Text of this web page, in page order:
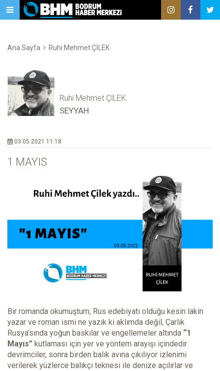
Ana Sayfa Ruhi Mehmet ÇİLEK
Ruhi Mehmet ÇİLEK
SEYYAH
03.05.2021 11:18
1 MAYIS
Bir romanda okumuştum; Rus edebiyatı olduğu kesin lakin
yazar ve roman ismi ne yazık ki aklımda değil, Çarlık
Rusya’sında yoğun baskılar ve engellemeler altında “1
Mayıs” kutlaması için yer ve yöntem arayışı içindedir
devrimciler, sonra birden balık avına çıkılıyor izlenimi
verilerek yüzlerce balıkçı teknesi ile denize açılırlar ve